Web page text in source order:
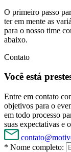
O primeiro passo
ter em mente as
para o nosso time
abaixo.
Contato
Você está
Entre em contato
objetivos para o
em todo processo
suas expectativas e
* Nome completo: